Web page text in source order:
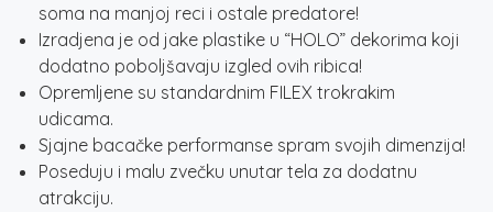
soma na manjoj reci i ostale predatore!
Izradjena je od jake plastike u “HOLO” dekorima koji
dodatno poboljšavaju izgled ovih ribica!
Opremljene su standardnim FILEX trokrakim
udicama.
Sjajne bacačke performanse spram svojih dimenzija!
Poseduju i malu zvečku unutar tela za dodatnu
atrakciju.